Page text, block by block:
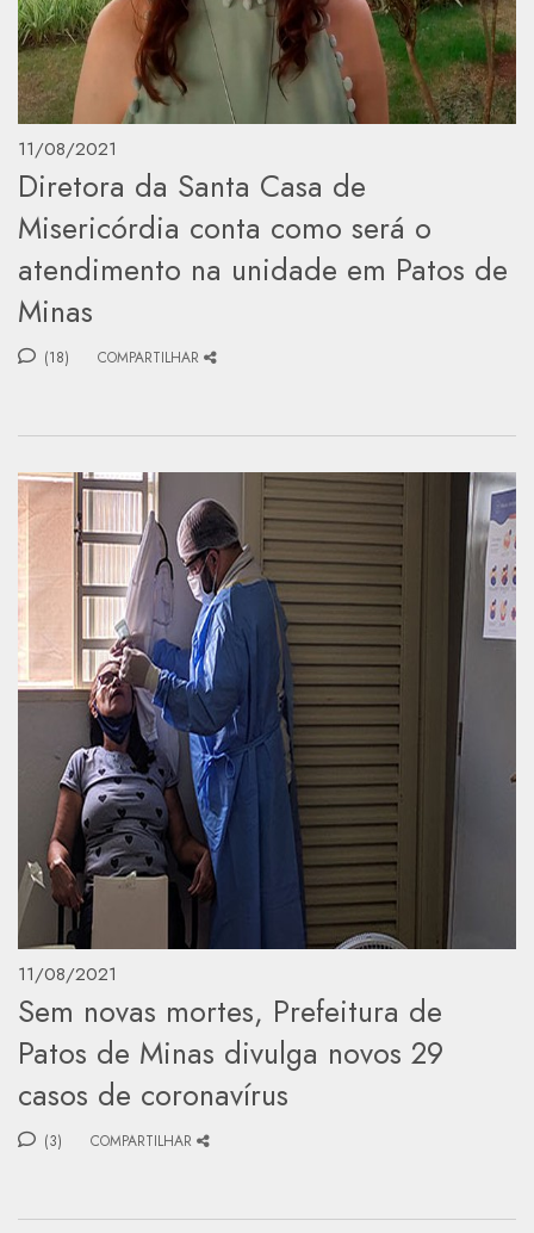
11/08/2021
Diretora da Santa Casa de
Misericórdia conta como será o
atendimento na unidade em Patos de
Minas
(18) COMPARTILHAR
11/08/2021
Sem novas mortes, Prefeitura de
Patos de Minas divulga novos 29
casos de coronavírus
(3) COMPARTILHAR